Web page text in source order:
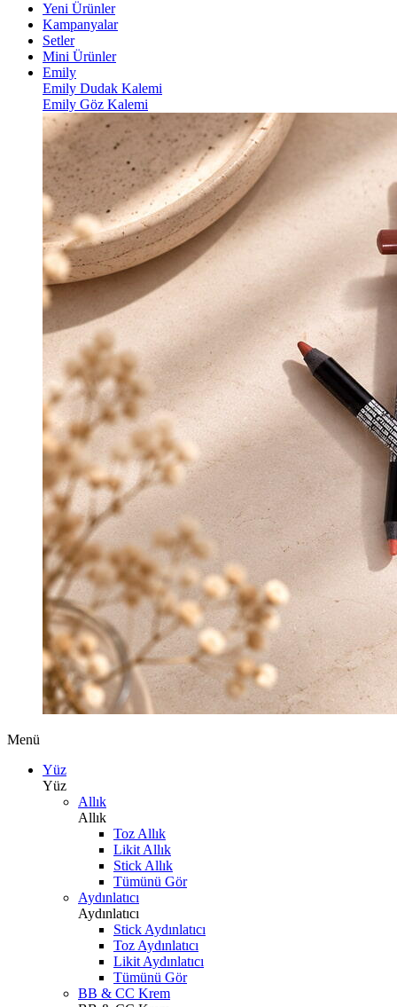
Yeni Ürünler
Kampanyalar
Setler
Mini Ürünler
Emily
Emily Dudak Kalemi
Emily Göz Kalemi
Menü
Yüz
Yüz
Allık
Allık
Toz Allık
Likit Allık
Stick Allık
Tümünü Gör
Aydınlatıcı
Aydınlatıcı
Stick Aydınlatıcı
Toz Aydınlatıcı
Likit Aydınlatıcı
Tümünü Gör
BB & CC Krem